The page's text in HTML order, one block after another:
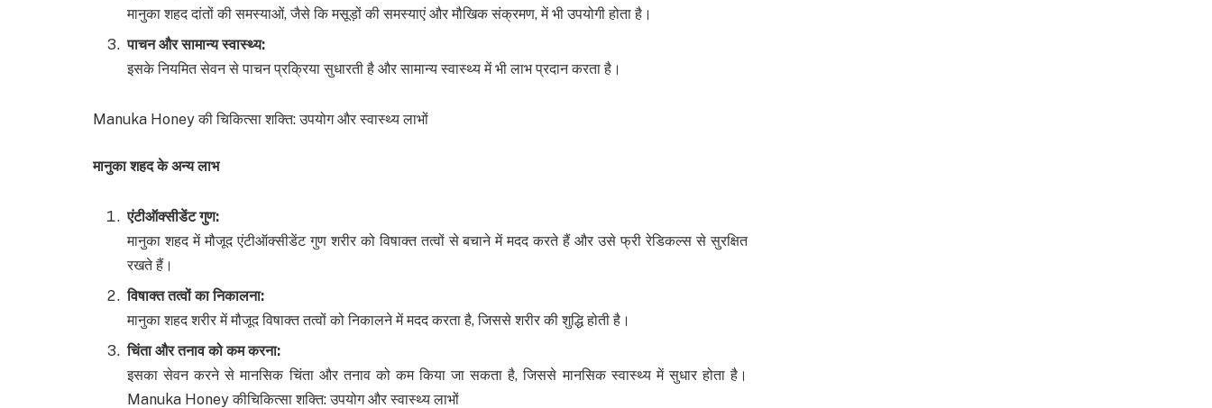
मानुका शहद दांतों की समस्याओं, जैसे कि मसूड़ों की समस्याएं और मौखिक संक्रमण, में भी उपयोगी होता है।
पाचन और सामान्य स्वास्थ्य:
इसके नियमित सेवन से पाचन प्रक्रिया सुधारती है और सामान्य स्वास्थ्य में भी लाभ प्रदान करता है।
Manuka Honey की चिकित्सा शक्ति: उपयोग और स्वास्थ्य लाभों
मानुका शहद के अन्य लाभ
एंटीऑक्सीडेंट गुण:
मानुका शहद में मौजूद एंटीऑक्सीडेंट गुण शरीर को विषाक्त तत्वों से बचाने में मदद करते हैं और उसे फ्री रेडिकल्स से सुरक्षित
रखते हैं।
विषाक्त तत्वों का निकालना:
मानुका शहद शरीर में मौजूद विषाक्त तत्वों को निकालने में मदद करता है, जिससे शरीर की शुद्धि होती है।
चिंता और तनाव को कम करना:
इसका सेवन करने से मानसिक चिंता और तनाव को कम किया जा सकता है, जिससे मानसिक स्वास्थ्य में सुधार होता है।
Manuka Honey कीचिकित्सा शक्ति: उपयोग और स्वास्थ्य लाभों